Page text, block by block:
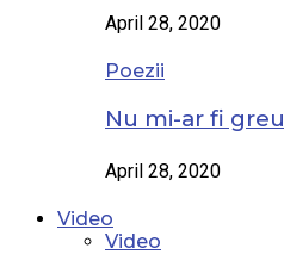
April 28, 2020
Poezii
Nu mi-ar fi greu
April 28, 2020
Video
Video